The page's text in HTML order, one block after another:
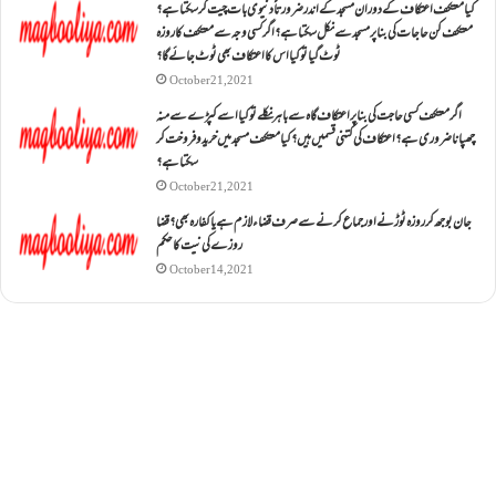
کیا معتکف اعتکاف کے دوران مسجد کے اندر ضرورتاً دنیوی بات چیت کر سکتا ہے؟
معتکف کن حاجات کی بنا پر مسجد سے نکل سکتا ہے؟ اگر کسی وجہ سے معتکف کا روزہ
ٹوٹ گیا تو کیا اس کا اعتکاف بھی ٹوٹ جائے گا؟
October 21, 2021
اگر معتکف کسی حاجت کی بنا پر اعتکاف گاہ سے باہر نکلے تو کیا اسے کپڑے سے منہ
چھپانا ضروری ہے؟اعتکاف کی کتنی قسمیں ہیں؟کیا معتکف مسجد میں خرید و فروخت کر
سکتا ہے؟
October 21, 2021
جان بوجھ کر روزہ ٹوڑنے اور جماع کرنے سے صرف قضاء لازم ہے یا کفارہ بھی؟ قضا
روزے کی نیت کا حکم
October 14, 2021